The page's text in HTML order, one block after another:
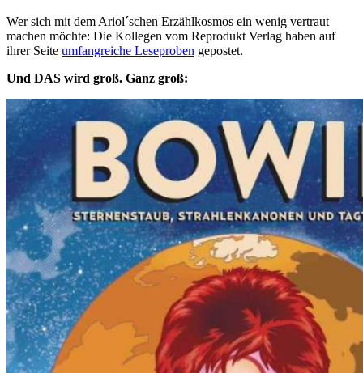
Wer sich mit dem Ariol´schen Erzählkosmos ein wenig vertraut
machen möchte: Die Kollegen vom Reprodukt Verlag haben auf
ihrer Seite umfangreiche Leseproben gepostet.
Und DAS wird groß. Ganz groß: